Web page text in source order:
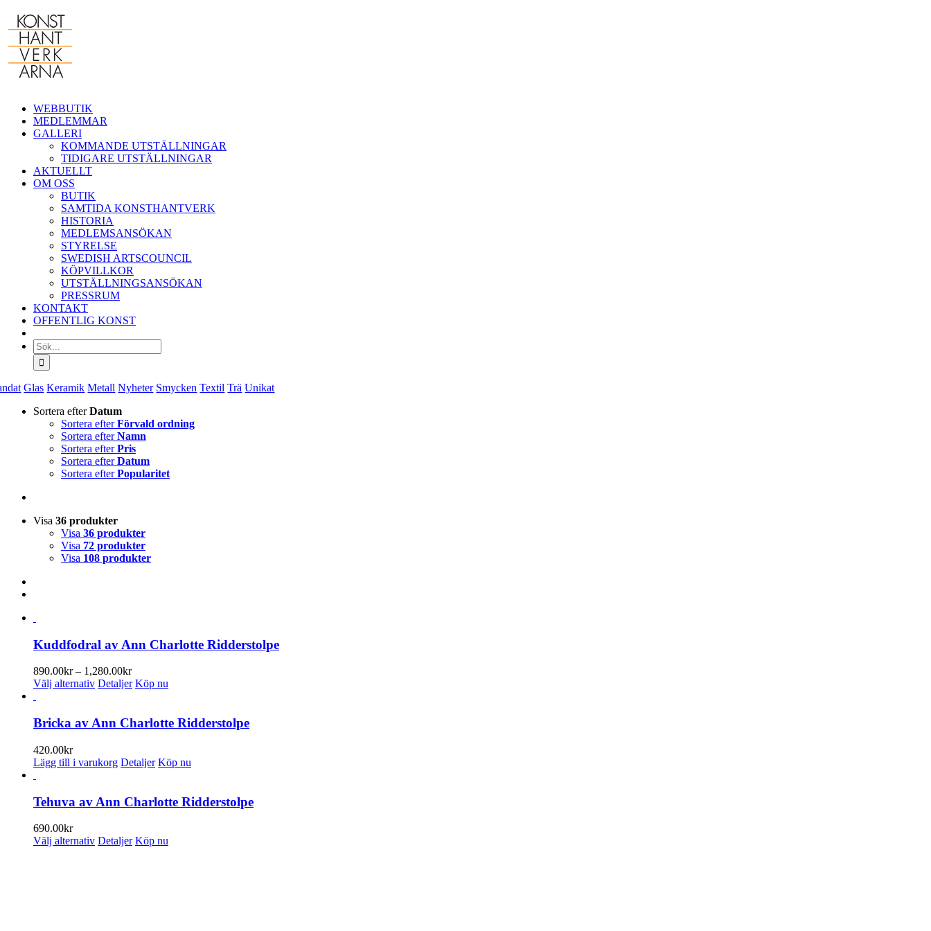
innehållet
WEBBUTIK
MEDLEMMAR
GALLERI
KOMMANDE UTSTÄLLNINGAR
TIDIGARE UTSTÄLLNINGAR
AKTUELLT
OM OSS
BUTIK
SAMTIDA KONSTHANTVERK
HISTORIA
MEDLEMSANSÖKAN
STYRELSE
SWEDISH ARTSCOUNCIL
KÖPVILLKOR
UTSTÄLLNINGSANSÖKAN
PRESSRUM
KONTAKT
OFFENTLIG KONST
Sök
efter:
Glas Keramik Metall Nyheter Smycken Textil Trä Unikat
Sortera efterDatum
Sortera efterFörvald ordning
Sortera efterNamn
Sortera efterPris
Sortera efterDatum
Sortera efterPopularitet
Visa 36 produkter
Visa 36 produkter
Visa 72 produkter
Visa 108 produkter
Kuddfodral av Ann Charlotte Ridderstolpe
890.00kr – 1,280.00krPrisintervall:
890.00kr
Välj alternativ Den
har
flera
De
olika
kan
väljas
Detaljer Köp nu
Bricka av Ann Charlotte Ridderstolpe
420.00kr
Lägg till i varukorg Detaljer Köp nu
Tehuva av Ann Charlotte Ridderstolpe
690.00kr
Välj alternativ Den
Detaljer Köp nu